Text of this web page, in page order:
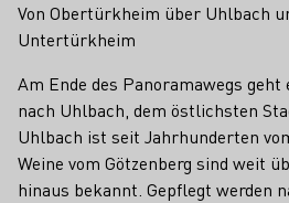
Von Obertürkheim über Uhlbach
Untertürkheim
Am Ende des Panoramawegs
nach Uhlbach, dem östlichsten
Uhlbach ist seit Jahrhunderten
Weine vom Götzenberg sind weit
hinaus bekannt. Gepflegt werden